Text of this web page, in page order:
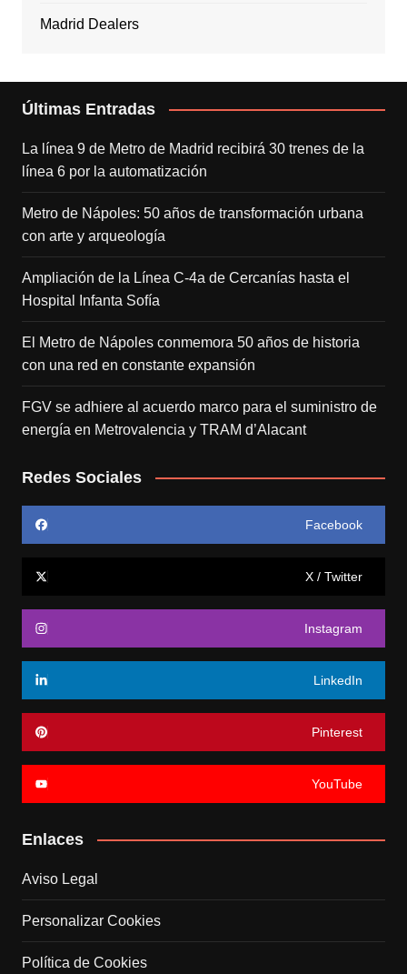
Madrid Dealers
Últimas Entradas
La línea 9 de Metro de Madrid recibirá 30 trenes de la
línea 6 por la automatización
Metro de Nápoles: 50 años de transformación urbana
con arte y arqueología
Ampliación de la Línea C-4a de Cercanías hasta el
Hospital Infanta Sofía
El Metro de Nápoles conmemora 50 años de historia
con una red en constante expansión
FGV se adhiere al acuerdo marco para el suministro de
energía en Metrovalencia y TRAM d’Alacant
Redes Sociales
Facebook
X / Twitter
Instagram
LinkedIn
Pinterest
YouTube
Enlaces
Aviso Legal
Personalizar Cookies
Política de Cookies